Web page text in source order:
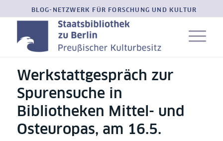
BLOG-NETZWERK FÜR FORSCHUNG UND KULTUR
Werkstattgespräch zur
Spurensuche in
Bibliotheken Mittel- und
Osteuropas, am 16.5.